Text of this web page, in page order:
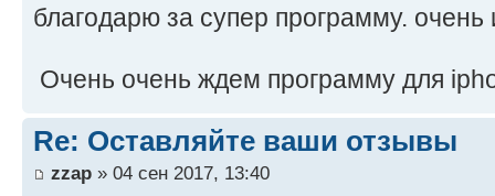
благодарю за супер программу.
Очень очень ждем программу для
Re: Оставляйте ваши отзывы
zzap » 04 сен 2017, 13:40